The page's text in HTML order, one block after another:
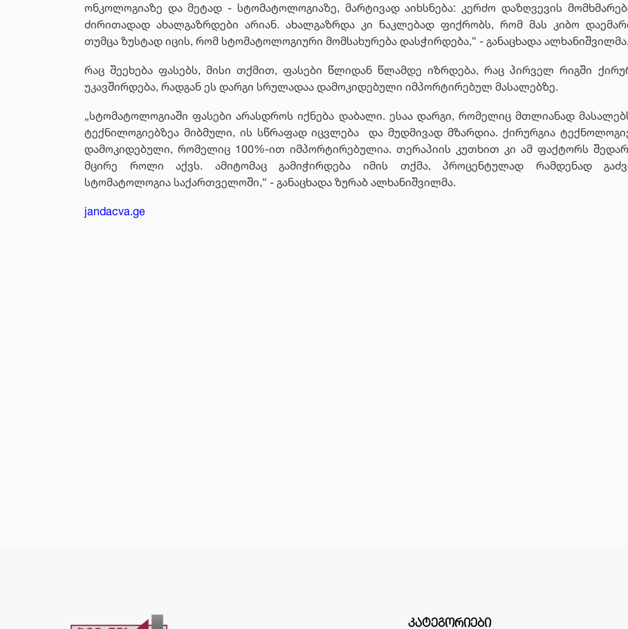
ონკოლოგიაზე და მეტად - სტომატოლოგიაზე, მარტივად აიხსნება: კერძო დაზღვევის
ძირითადად ახალგაზრდები არიან. ახალგაზრდა კი ნაკლებად ფიქრობს, რომ მას კიბო
თუმცა ზუსტად იცის, რომ სტომატოლოგიური მომსახურება დასჭირდება,“ - განაცხადა ალხანიშვილმა.
რაც შეეხება ფასებს, მისი თქმით, ფასები წლიდან წლამდე იზრდება, რაც პირველ რიგში
უკავშირდება, რადგან ეს დარგი სრულადაა დამოკიდებული იმპორტირებულ მასალებზე.
„სტომატოლოგიაში ფასები არასდროს იქნება დაბალი. ესაა დარგი, რომელიც მთლიანად
ტექნილოგიებზეა მიბმული, ის სწრაფად იცვლება და მუდმივად მზარდია. ქირურგია
დამოკიდებული, რომელიც 100%-ით იმპორტირებულია. თერაპიის კუთხით კი ამ ფაქტორს
მცირე როლი აქვს. ამიტომაც გამიჭირდება იმის თქმა, პროცენტულად რამდენად
სტომატოლოგია საქართველოში,“ - განაცხადა ზურაბ ალხანიშვილმა.
jandacva.ge
ᲙᲐᲢᲔᲒᲝᲠᲘᲔᲑᲘ